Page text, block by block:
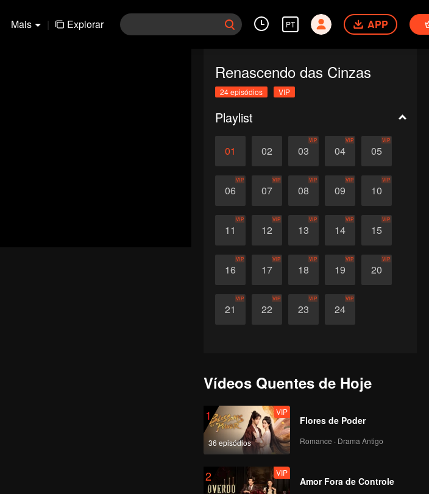
Mais | Explorar PT APP
Renascendo das Cinzas
24 episódios VIP
Playlist
01 02 03
VIP
04
VIP
05
VIP
06
VIP
07
VIP
08
VIP
09
VIP
10
VIP
11
VIP
12
VIP
13
VIP
14
VIP
15
VIP
16
VIP
17
VIP
18
VIP
19
VIP
20
VIP
21
VIP
22
VIP
23
VIP
24
VIP
Vídeos Quentes de Hoje
1
36 episódios
VIP
Flores de Poder
Romance · Drama Antigo
2 VIP
Amor Fora de Controle